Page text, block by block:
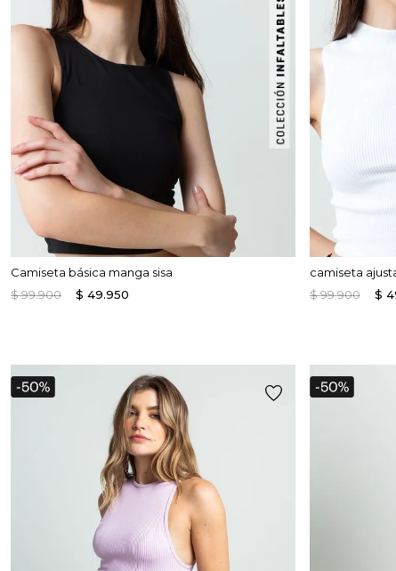
Camiseta básica manga sisa
$99.900 $ 49.950
camiseta
$99.900 $